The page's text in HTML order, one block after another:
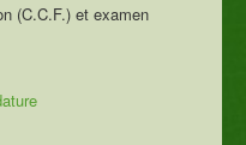
(C.C.F.) et examen